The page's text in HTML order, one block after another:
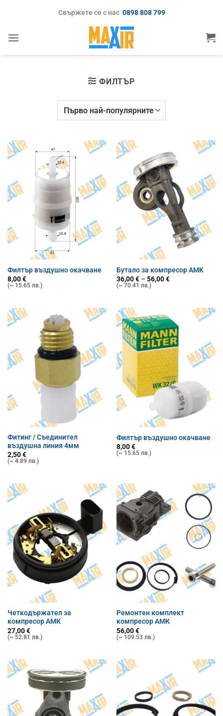
Свържете се с нас 0898 808 799
ФИЛТЪР
Филтър въздушно окачване
8,00€
(~ 15.65 лв.)
Бутало за компресор AMK
36,00€ – 56,00€Price
(~ 70.41 лв.)
Фитинг / Съединител
въздушна линия 4мм
2,50€
(~ 4.89 лв.)
Филтър въздушно окачване
8,00€
(~ 15.65 лв.)
Четкодържател за
компресор АМК
27,00€
(~ 52.81 лв.)
Ремонтен комплект
компресор АМК
56,00€
(~ 109.53 лв.)